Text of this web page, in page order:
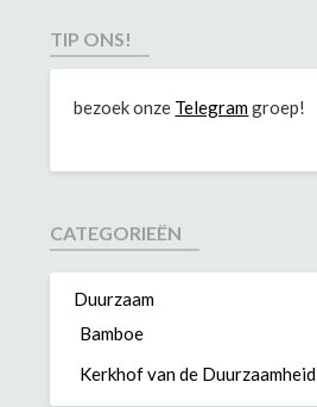
TIP ONS!
bezoek onze Telegramgroep!
CATEGORIEËN
Duurzaam
Bamboe
Kerkhof van de Duurzaamheid